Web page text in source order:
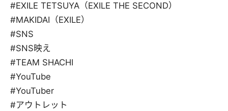
#EXILE TETSUYA（EXILE THE SECOND）
#MAKIDAI（EXILE）
#SNS
#SNS映え
#TEAM SHACHI
#YouTube
#YouTuber
#アウトレット